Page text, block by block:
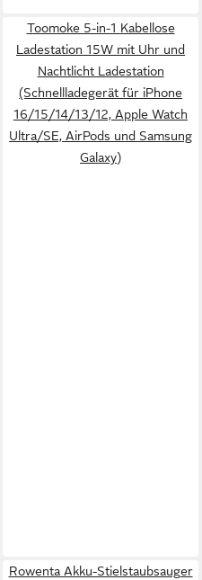
Toomoke 5-in-1 Kabellose
Ladestation 15W mit Uhr und
Nachtlicht Ladestation
(Schnellladegerät für iPhone
16/15/14/13/12, Apple Watch
Ultra/SE, AirPods und Samsung
Galaxy)
Rowenta Akku-Stielstaubsauger